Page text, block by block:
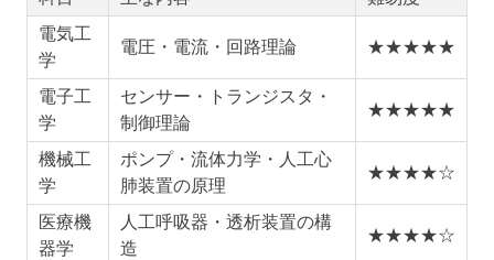
電気工
学
電圧・電流・回路理論 ★★★★★
電子工
学
センサー・トランジスタ・
制御理論
★★★★★
機械工
学
ポンプ・流体力学・人工心
肺装置の原理
★★★★☆
医療機
器学
人工呼吸器・透析装置の構
造
★★★★☆